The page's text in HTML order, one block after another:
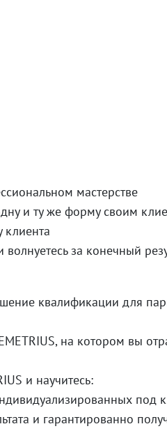
мастерстве
и ту же форму своим
клиента
за конечный
квалификации для
на котором вы
и научитесь:
под
и гарантированно